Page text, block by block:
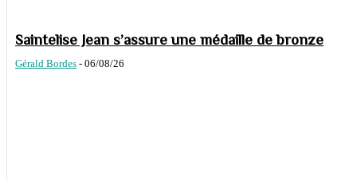
Saintelise Jean s’assure une médaille de bronze
Gérald Bordes - 06/08/26